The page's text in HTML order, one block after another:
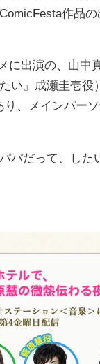
作品
出演の、山中
い』成瀬圭壱
、メインパー
だって、した